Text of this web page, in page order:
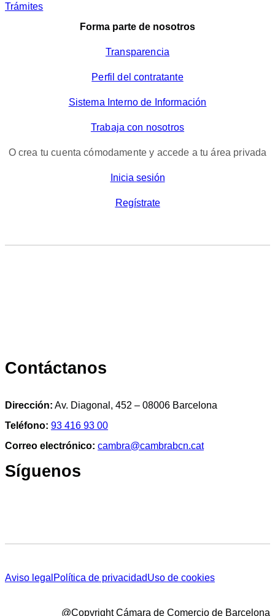
Trámites
Forma parte de nosotros
Transparencia
Perfil del contratante
Sistema Interno de Información
Trabaja con nosotros
O crea tu cuenta cómodamente y accede a tu área privada
Inicia sesión
Regístrate
Contáctanos
Dirección: Av. Diagonal, 452 – 08006 Barcelona
Teléfono: 93 416 93 00
Correo electrónico: cambra@cambrabcn.cat
Síguenos
Aviso legal Política de privacidadUso de cookies
@Copyright Cámara de Comercio de Barcelona